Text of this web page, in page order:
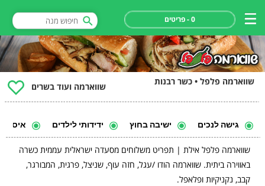
0 - פריטים
שווארמה ועוד בשרים שווארמה פלפל • כשר רבנות
גישה לנכים ישיבה בחוץ ידידותי לילדים איסוף
שווארמה פלפל אילת | תפריט משלוחים מסעדה ישראלית עממית כשרה
באווירה ביתית. שווארמה הודו /עגל, חזה עוף, שניצל, פרגית, המבורגר,
קבב, נקניקיות ופלאפל.